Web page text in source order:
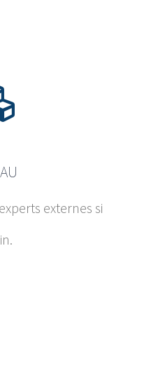
externes si